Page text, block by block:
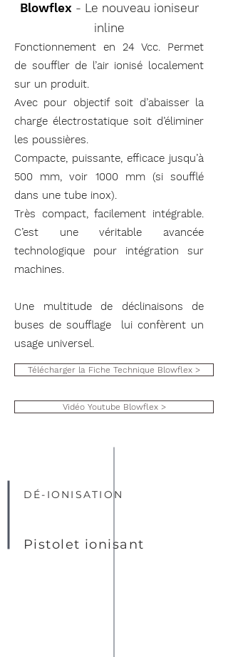
Blowflex- Le nouveau ioniseur
inline
Fonctionnement en 24 Vcc. Permet
de souffler de l’air ionisé localement
sur un produit.
Avec pour objectif soit d’abaisser la
charge électrostatique soit d’éliminer
les poussières.
Compacte, puissante, efficace jusqu’à
500 mm, voir 1000 mm (si soufflé
dans une tube inox).
Très compact, facilement intégrable.
C’est une véritable avancée
technologique pour intégration sur
machines.
Une multitude de déclinaisons de
buses de soufflage lui confèrent un
usage universel.
Télécharger la Fiche Technique Blowflex >
Vidéo Youtube Blowflex >
DÉ-IONISATION
Pistolet ionisant